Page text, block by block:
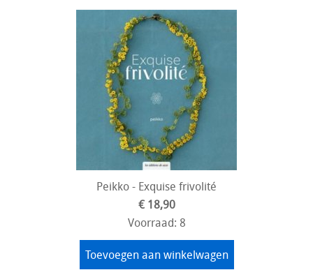
Peikko - Exquise frivolité
€ 18,90
Voorraad: 8
Toevoegen aan winkelwagen